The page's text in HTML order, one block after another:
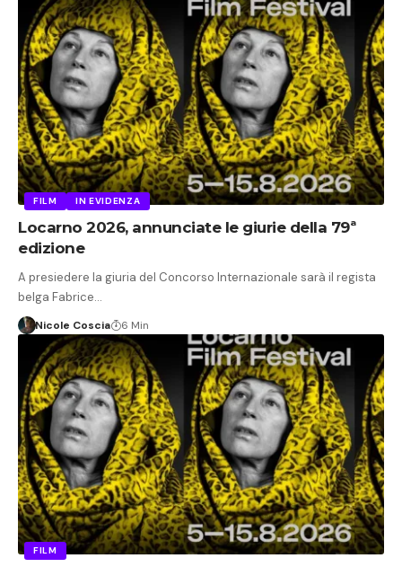
FILM IN EVIDENZA
Locarno 2026, annunciate le giurie della 79ª
edizione
A presiedere la giuria del Concorso Internazionale sarà il regista
belga Fabrice…
Nicole Coscia 6 Min
FILM